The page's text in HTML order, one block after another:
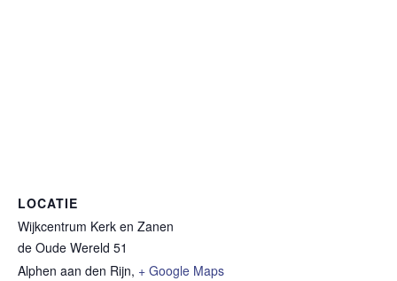
LOCATIE
Wijkcentrum Kerk en Zanen
de Oude Wereld 51
Alphen aan den Rijn, + Google Maps